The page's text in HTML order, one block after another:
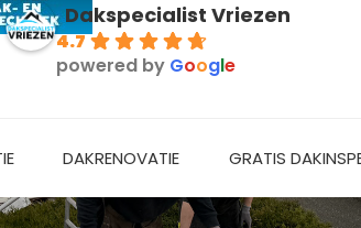
Dakspecialist Vriezen
4.7
powered by Google
DAKRENOVATIE GRATIS